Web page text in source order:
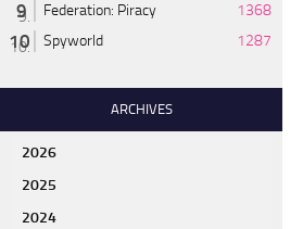
Federation: Piracy
1368
Spyworld
1287
ARCHIVES
2026
2025
2024